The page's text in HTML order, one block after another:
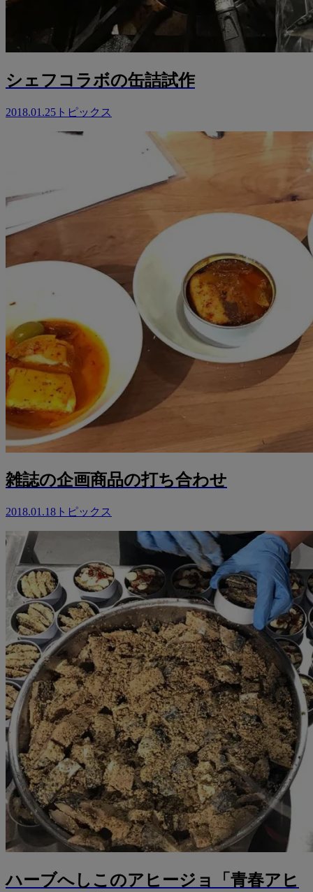
シェフコラボの缶詰試作
2018.01.25 トピックス
雑誌の企画商品の打ち合わせ
2018.01.18 トピックス
ハーブへしこのアヒージョ「青春アヒ